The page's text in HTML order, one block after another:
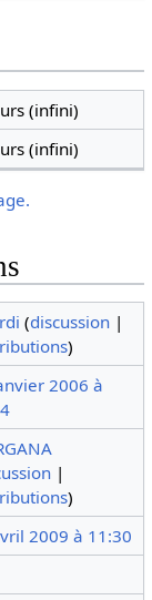
(infini)
(infini)
(discussion |
)
2006 à
|
)
2009 à 11:30